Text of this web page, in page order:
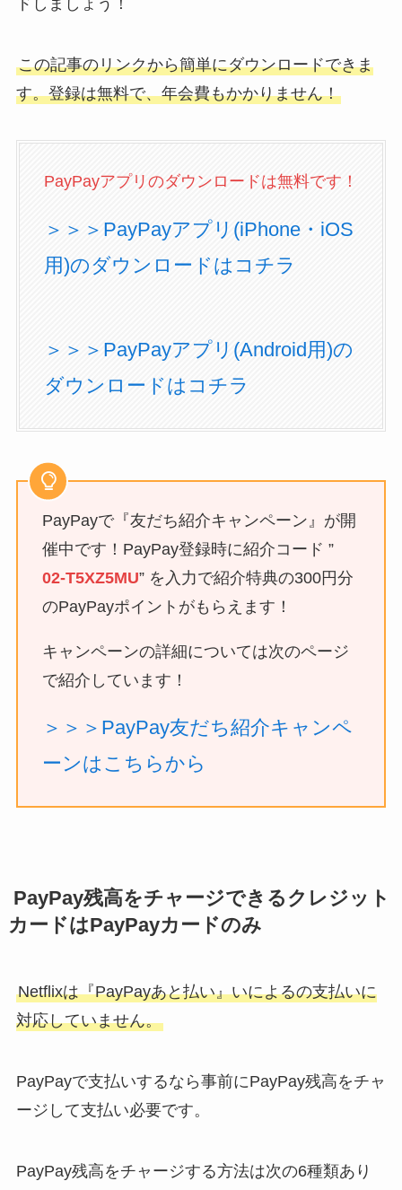
この記事のリンクから簡単にダウンロードできま
す。登録は無料で、年会費もかかりません！
PayPayアプリのダウンロードは無料です！
＞＞＞PayPayアプリ(iPhone・iOS
用)のダウンロードはコチラ
＞＞＞PayPayアプリ(Android用)の
ダウンロードはコチラ
PayPayで『友だち紹介キャンペーン』が開
催中です！PayPay登録時に紹介コード ”
02-T5XZ5MU” を入力で紹介特典の300円分
のPayPayポイントがもらえます！
キャンペーンの詳細については次のページ
で紹介しています！
＞＞＞PayPay友だち紹介キャンペ
ーンはこちらから
PayPay残高をチャージできるクレジット
カードはPayPayカードのみ
Netflixは『PayPayあと払い』いによるの支払いに
対応していません。
PayPayで支払いするなら事前にPayPay残高をチャ
ージして支払い必要です。
PayPay残高をチャージする方法は次の6種類あり